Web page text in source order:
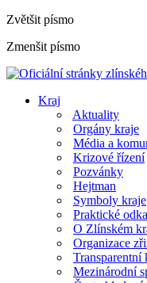
Zvětšit písmo
Zmenšit písmo
Kraj
Aktuality
Orgány kraje
Média a
Krizové řízení
Pozvánky
Hejtman
Symboly kraje
Praktické
O Zlínském
Organizace
Transparentní
Mezinárodní